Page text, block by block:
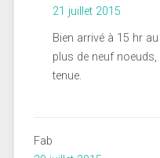
21 juillet 2015
Bien arrivé à 15 hr
plus de neuf
tenue.
Fab